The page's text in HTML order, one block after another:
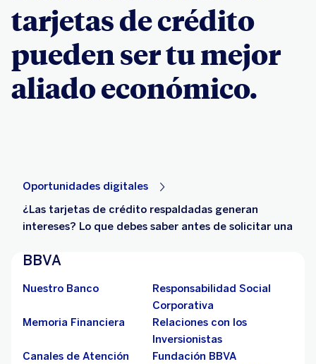
tarjetas de crédito
pueden ser tu mejor
aliado económico.
Oportunidades digitales
¿Las tarjetas de crédito respaldadas generan
intereses? Lo que debes saber antes de solicitar una
BBVA
Nuestro Banco
Responsabilidad Social
Corporativa
Memoria Financiera
Relaciones con los
Inversionistas
Canales de Atención
Fundación BBVA